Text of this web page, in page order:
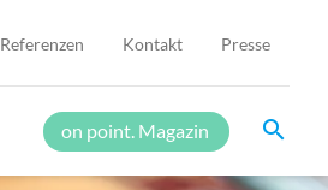
Referenzen Kontakt Presse
on point. Magazin search